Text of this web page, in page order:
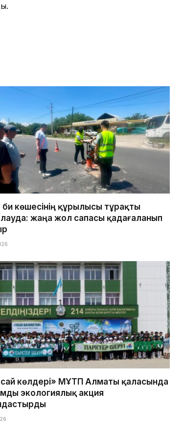
көшесінің құрылысы тұрақты
жаңа жол сапасы қадағаланып
көлдері» МҰТП Алматы қаласында
экологиялық акция